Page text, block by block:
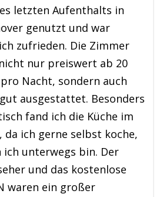
letzten Aufenthalts in
genutzt und war
zufrieden. Die Zimmer
nur preiswert ab 20
Nacht, sondern auch
ausgestattet. Besonders
fand ich die Küche im
da ich gerne selbst koche,
ich unterwegs bin. Der
und das kostenlose
waren ein großer